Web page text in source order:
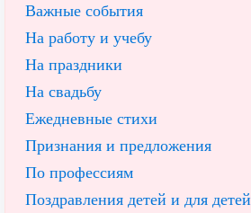
Важные события
На работу и учебу
На праздники
На свадьбу
Ежедневные стихи
Признания и предложения
По профессиям
Поздравления детей и для детей